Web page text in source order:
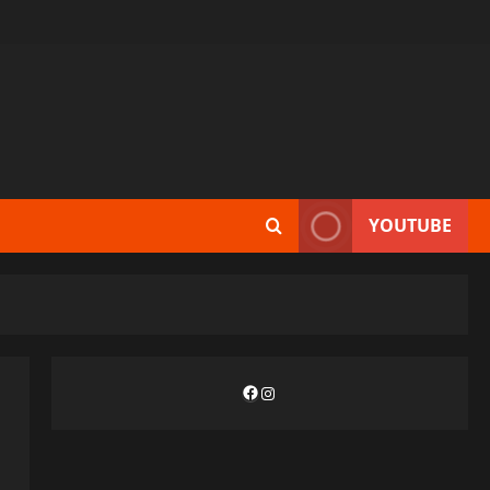
YOUTUBE
Facebook
Instagram